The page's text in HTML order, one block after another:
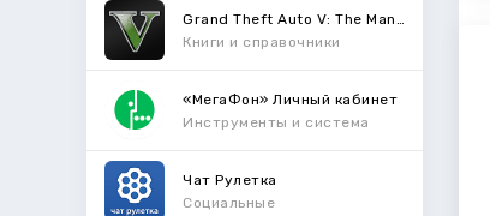
Книги и справочники
«МегаФон» Личный кабинет
Инструменты и система
Чат Рулетка
Социальные